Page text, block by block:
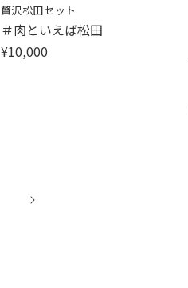
贅沢松田セット
販
売
＃肉といえば松田
¥10,000